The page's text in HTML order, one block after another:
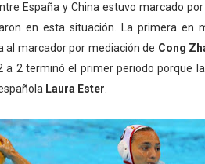
1 2026 - Lando Norris consigue
en aguas abiertas 2026
y China estuvo marcado por
en esta situación. La primera en
al marcador por mediación de Cong
a 2 terminó el primer periodo porque
Laura Ester